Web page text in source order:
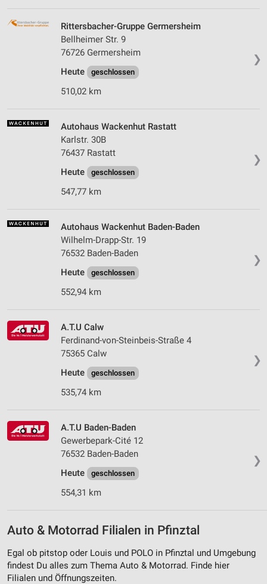
❯
Rittersbacher-Gruppe Germersheim
Bellheimer Str. 9
76726 Germersheim
Heute
geschlossen
510,02 km
❯
Autohaus Wackenhut Rastatt
Karlstr. 30B
76437 Rastatt
Heute
geschlossen
547,77 km
❯
Autohaus Wackenhut Baden-Baden
Wilhelm-Drapp-Str. 19
76532 Baden-Baden
Heute
geschlossen
552,94 km
❯
A.T.U Calw
Ferdinand-von-Steinbeis-Straße 4
75365 Calw
Heute
geschlossen
535,74 km
❯
A.T.U Baden-Baden
Gewerbepark-Cité 12
76532 Baden-Baden
Heute
geschlossen
554,31 km
Auto & Motorrad Filialen in Pfinztal
Egal ob pitstop oder Louis und POLO in Pfinztal und Umgebung
findest Du alles zum Thema Auto & Motorrad. Finde hier
Filialen und Öffnungszeiten.